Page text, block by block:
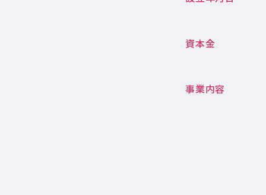
資本金
事業内容